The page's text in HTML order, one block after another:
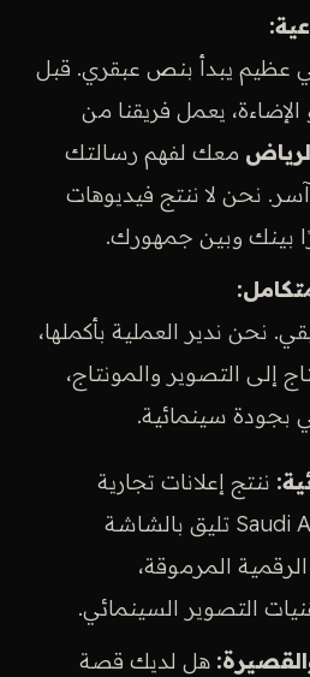
عظيم يبدأ بنص عبقري. قبل
الإضاءة، يعمل فريقنا من
معك لفهم رسالتك
نحن لا ننتج فيديوهات
بينك وبين جمهورك.
نحن ندير العملية بأكملها،
إلى التصوير والمونتاج،
بجودة سينمائية.
ننتج إعلانات تجارية
لعلامتك في Saudi Arabia تليق بالشاشة
المرموقة،
التصوير السينمائي.
هل لديك قصة